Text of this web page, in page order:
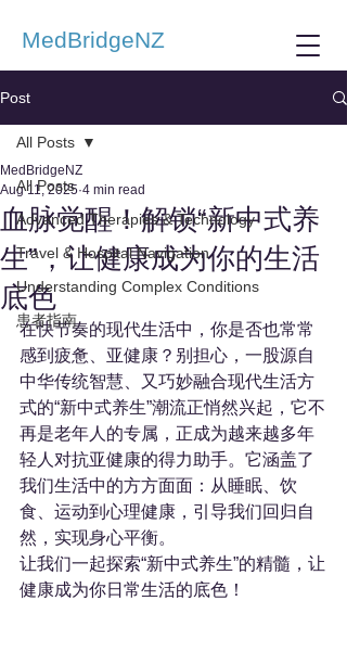
MedBridgeNZ
Post
All Posts
Advanced Therapies & Technology
Travel & Hospital Navigation
Understanding Complex Conditions
患者指南
All Posts
血脉觉醒！解锁“新中式养
生”，让健康成为你的生活
底色
MedBridgeNZ
Aug 11, 2025 4 min read
在快节奏的现代生活中，你是否也常常
感到疲惫、亚健康？别担心，一股源自
中华传统智慧、又巧妙融合现代生活方
式的“新中式养生”潮流正悄然兴起，它不
再是老年人的专属，正成为越来越多年
轻人对抗亚健康的得力助手。它涵盖了
我们生活中的方方面面：从睡眠、饮
食、运动到心理健康，引导我们回归自
然，实现身心平衡。
让我们一起探索“新中式养生”的精髓，让
健康成为你日常生活的底色！